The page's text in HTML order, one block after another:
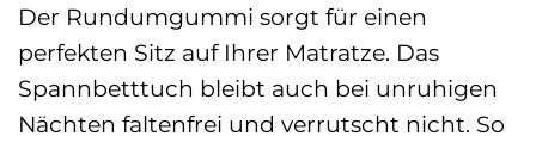
Der Rundumgummi sorgt für einen
perfekten Sitz auf Ihrer Matratze. Das
Spannbetttuch bleibt auch bei unruhigen
Nächten faltenfrei und verrutscht nicht. So